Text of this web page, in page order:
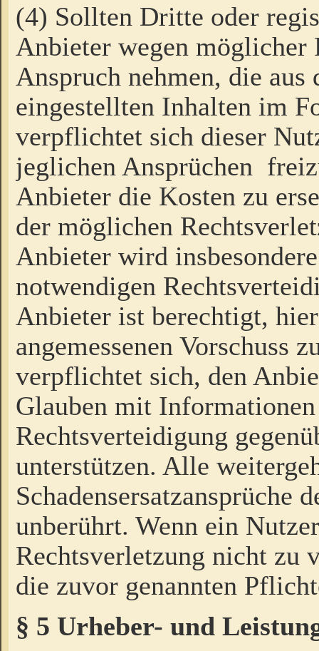
(4) Sollten Dritte oder
Anbieter wegen möglicher
Anspruch nehmen, die
eingestellten Inhalten im
verpflichtet sich dieser
jeglichen Ansprüchen
Anbieter die Kosten zu
der möglichen
Anbieter wird
notwendigen
Anbieter ist berechtigt,
angemessenen Vorschuss
verpflichtet sich, den
Glauben mit
Rechtsverteidigung
unterstützen. Alle
Schadensersatzansprüche
unberührt. Wenn ein
Rechtsverletzung nicht zu
die zuvor genannten
§ 5 Urheber- und